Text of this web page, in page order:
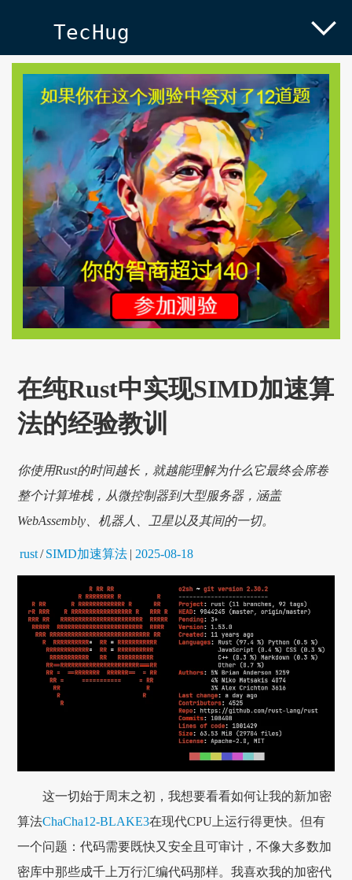
TecHug
在纯Rust中实现SIMD加速算
法的经验教训
你使用Rust的时间越长，就越能理解为什么它最终会席卷
整个计算堆栈，从微控制器到大型服务器，涵盖
WebAssembly、机器人、卫星以及其间的一切。
rust/ SIMD加速算法 | 2025-08-18
这一切始于周末之初，我想要看看如何让我的新加密
算法ChaCha12-BLAKE3在现代CPU上运行得更快。但有
一个问题：代码需要既快又安全且可审计，不像大多数加
密库中那些成千上万行汇编代码那样。我喜欢我的加密代